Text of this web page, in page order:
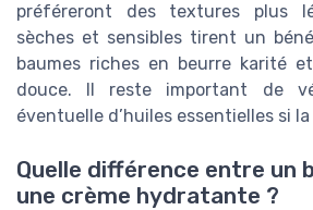
préféreront des textures plus
sèches et sensibles tirent un
baumes riches en beurre karité
douce. Il reste important de
éventuelle d’huiles essentielles si
Quelle différence entre un
une crème hydratante ?